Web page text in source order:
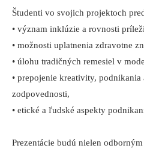
Študenti vo svojich projektoch
• význam inklúzie a rovnosti
• možnosti uplatnenia zdravotne
• úlohu tradičných remesiel v
• prepojenie kreativity, podnikania
zodpovednosti,
• etické a ľudské aspekty
Prezentácie budú nielen